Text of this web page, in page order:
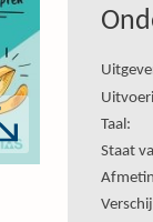
Taal:
Staat